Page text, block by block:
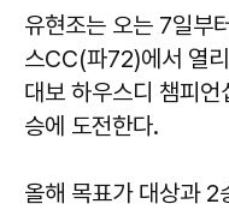
유현조는 오는 7일부
스CC(파72)에서 열
대보 하우스디 챔피
승에 도전한다.
올해 목표가 대상과 2